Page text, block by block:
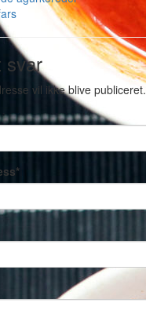
svar
vil ikke blive publiceret.
*